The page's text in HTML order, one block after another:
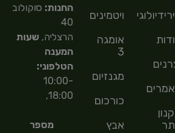
ויטמינים
אומגה
3
מגנזיום
כורכום
אבץ
החנות: סוקולוב
40
הרצליה,שעות
המענה
הטלפוני:
10:00-
18:00,
מספר